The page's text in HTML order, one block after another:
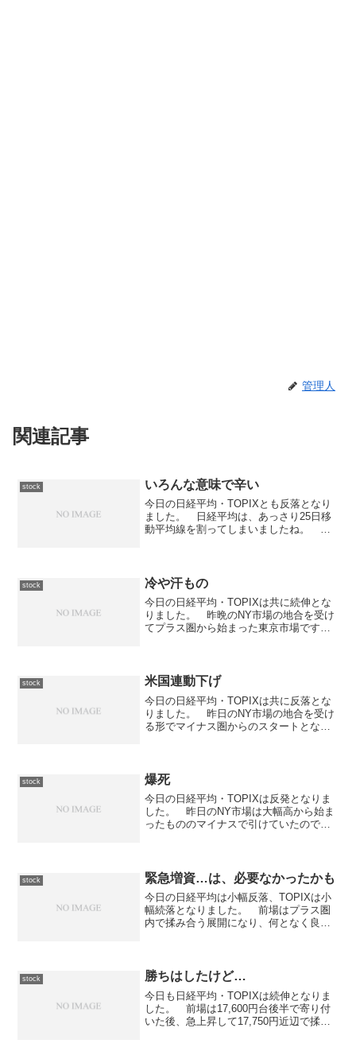
管理人
関連記事
stock いろんな意味で辛い
今日の日経平均・TOPIXとも反落となり
ました。 日経平均は、あっさり25日移
動平均線を割ってしまいましたね。 今
いま...
stock 冷や汗もの
今日の日経平均・TOPIXは共に続伸とな
りました。 昨晩のNY市場の地合を受け
てプラス圏から始まった東京市場です
一段高となり高値圏で...
stock 米国連動下げ
今日の日経平均・TOPIXは共に反落とな
りました。 昨日のNY市場の地合を受け
る形でマイナス圏からのスタートとなっ
でした。 後場に入...
stock 爆死
今日の日経平均・TOPIXは反発となりま
した。 昨日のNY市場は大幅高から始ま
ったもののマイナスで引けていたのです
して今日の高値圏で...
stock 緊急増資…は、必要なかったかも
今日の日経平均は小幅反落、TOPIXは小
幅続落となりました。 前場はプラス圏
内で揉み合う展開になり、何となく良い
30.40円安の17,...
stock 勝ちはしたけど…
今日も日経平均・TOPIXは続伸となりま
した。 前場は17,600円台後半で寄り付
いた後、急上昇して17,750円近辺で揉み